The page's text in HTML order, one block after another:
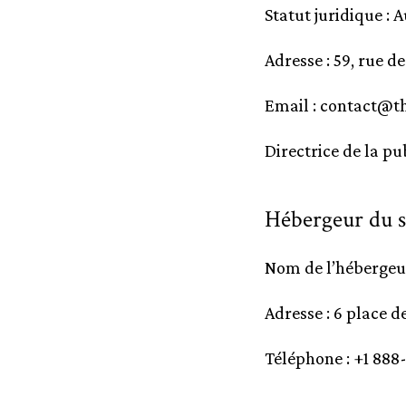
Statut juridique :
Adresse : 59, rue
Email :
Directrice de la
Hébergeur du
Nom de
Adresse : 6 place
Téléphone : +1